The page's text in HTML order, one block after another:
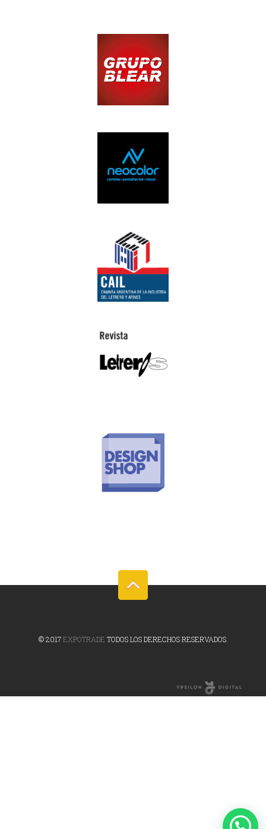
© 2017EXPOTRADE TODOS LOS DERECHOS RESERVADOS.